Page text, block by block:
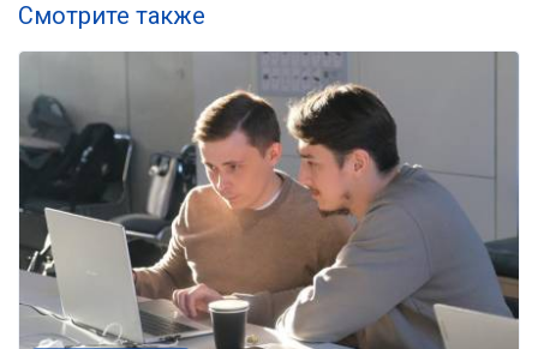
Смотрите также